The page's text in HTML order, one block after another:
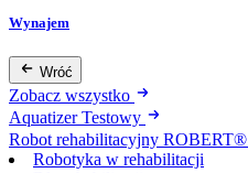
Wynajem
Wróć
Zobacz wszystko
Aquatizer Testowy
Robot rehabilitacyjny ROBERT®
Robotyka w rehabilitacji